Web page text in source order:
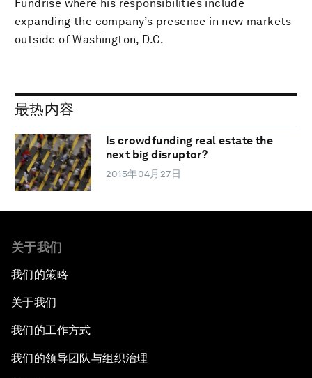
Fundrise where his responsibilities include
expanding the company’s presence in new markets
outside of Washington, D.C.
最热内容
Is crowdfunding real estate the
next big disruptor?
2015年04月27日
关于我们
我们的策略
关于我们
我们的工作方式
我们的领导团队与组织治理